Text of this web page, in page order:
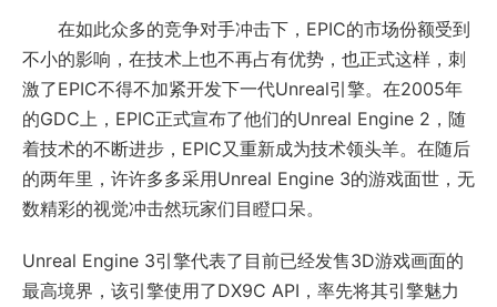
在如此众多的竞争对手冲击下，EPIC的市场份额受到
不小的影响，在技术上也不再占有优势，也正式这样，刺
激了EPIC不得不加紧开发下一代Unreal引擎。在2005年
的GDC上，EPIC正式宣布了他们的Unreal Engine 2，随
着技术的不断进步，EPIC又重新成为技术领头羊。在随后
的两年里，许许多多采用Unreal Engine 3的游戏面世，无
数精彩的视觉冲击然玩家们目瞪口呆。
Unreal Engine 3引擎代表了目前已经发售3D游戏画面的
最高境界，该引擎使用了DX9C API，率先将其引擎魅力